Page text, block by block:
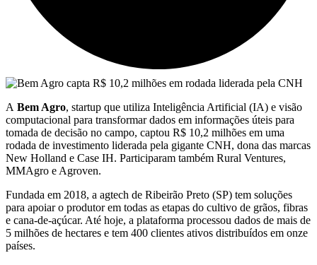
A Bem Agro, startup que utiliza Inteligência Artificial (IA) e visão
computacional para transformar dados em informações úteis para
tomada de decisão no campo, captou R$ 10,2 milhões em uma
rodada de investimento liderada pela gigante CNH, dona das marcas
New Holland e Case IH. Participaram também Rural Ventures,
MMAgro e Agroven.
Fundada em 2018, a agtech de Ribeirão Preto (SP) tem soluções
para apoiar o produtor em todas as etapas do cultivo de grãos, fibras
e cana-de-açúcar. Até hoje, a plataforma processou dados de mais de
5 milhões de hectares e tem 400 clientes ativos distribuídos em onze
países.